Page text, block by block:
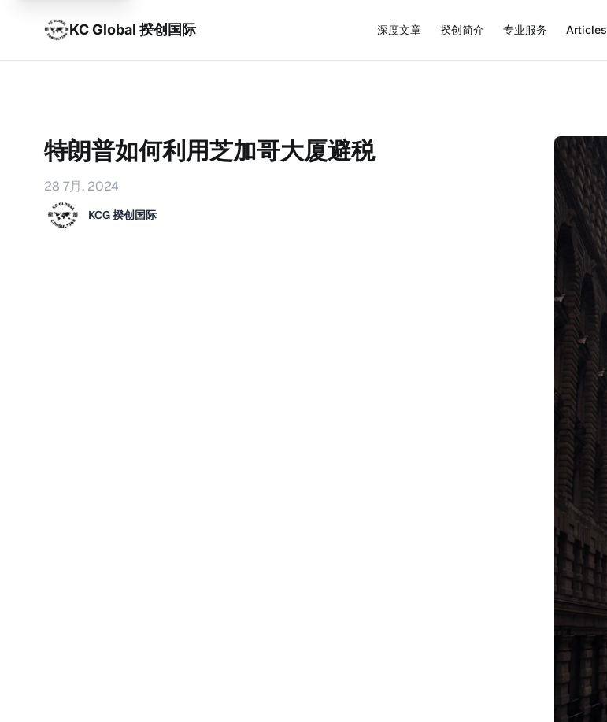
KC Global 揆创国际 深度文章 揆创简介 专业服务 Articles
特朗普如何利用芝加哥大厦避税
28 7月, 2024
KCG 揆创国际